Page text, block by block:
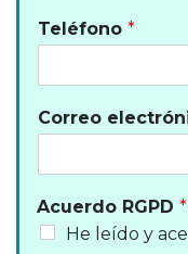
Teléfono *
Correo
Acuerdo RGPD *
He leído y